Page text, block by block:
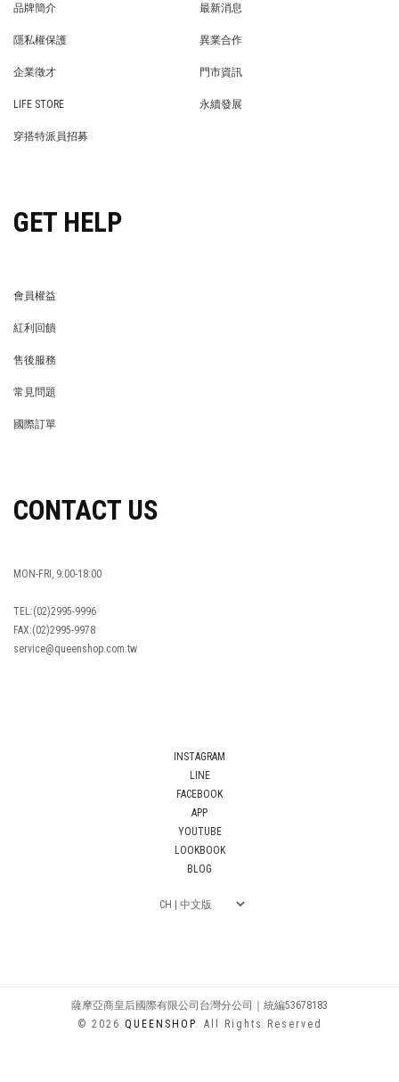
品牌簡介
最新消息
隱私權保護
異業合作
企業徵才
門市資訊
LIFE STORE
永續發展
穿搭特派員招募
GET HELP
會員權益
紅利回饋
售後服務
常見問題
國際訂單
CONTACT US
MON-FRI, 9:00-18:00
TEL:(02)2995-9996
FAX:(02)2995-9978
service@queenshop.com.tw
INSTAGRAM
LINE
FACEBOOK
APP
YOUTUBE
LOOKBOOK
BLOG
薩摩亞商皇后國際有限公司台灣分公司｜統編53678183
© 2026 QUEENSHOP. All Rights Reserved